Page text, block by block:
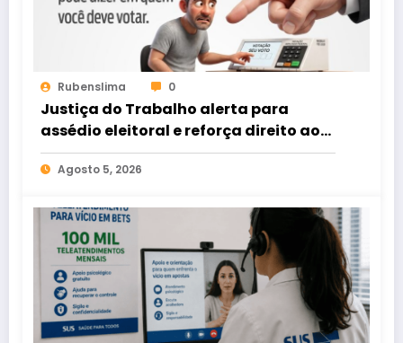
Rubenslima 0
Justiça do Trabalho alerta para
assédio eleitoral e reforça direito ao
voto livre nas relações de trabalho
Agosto 5, 2026